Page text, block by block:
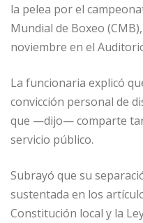
la pelea por el
Mundial de Boxeo
noviembre en el
La funcionaria explicó
convicción personal de
que —dijo— comparte
servicio público.
Subrayó que su
sustentada en los
Constitución local y la